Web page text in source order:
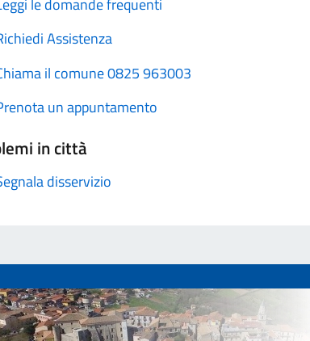
Assistenza
il comune 0825 963003
un appuntamento
in città
disservizio